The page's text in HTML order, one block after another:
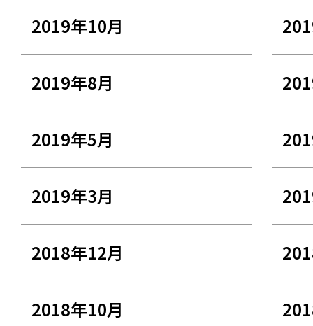
2019年10月
2019年8月
2019年5月
2019年3月
2018年12月
2018年10月